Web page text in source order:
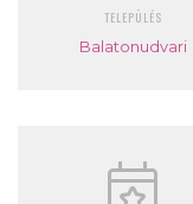
TELEPÜLÉS
Balatonudvari